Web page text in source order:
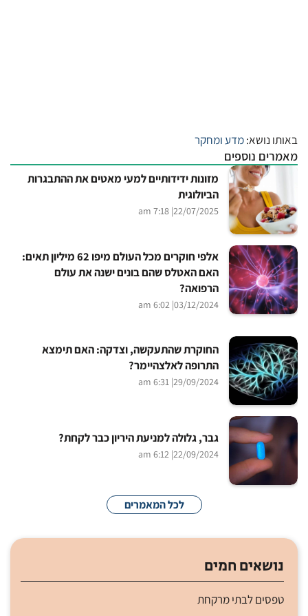
באותו נושא:מדע ומחקר
מאמרים נוספים
מזונות ידידותיים למעי מאטים את ההתבגרות
הביולוגית
22/07/2025
| 7:18 am
אלפי חוקרים מכל העולם מיפו 62 מיליון תאים:
האם האטלס שהם בונים ישנה את עולם
הרפואה?
03/12/2024
| 6:02 am
החוקרת שהתעקשה, וצדקה: האם תימצא
התרופה לאלצהיימר?
29/09/2024
| 6:31 am
גבר, גלולה למניעת היריון כבר לקחת?
22/09/2024
| 6:12 am
לכל המאמרים
נושאים חמים
טפסים לבתי מרקחת